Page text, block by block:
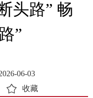
头路” 畅
”
06-03
收藏